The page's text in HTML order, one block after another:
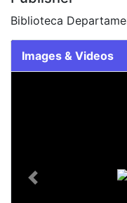
Biblioteca
Images & Videos
Previous